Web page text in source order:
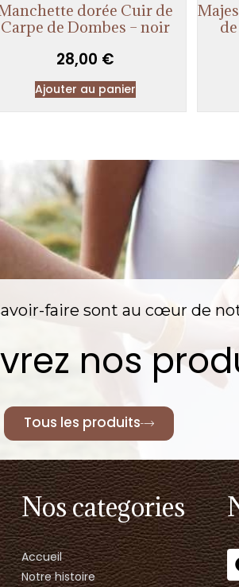
dorée Cuir de
Carpe de Dombes – noir
28,00 €
Ajouter au panier
faire sont au cœur de
nos
Tous les produits
Nos categories
Accueil
Notre histoire